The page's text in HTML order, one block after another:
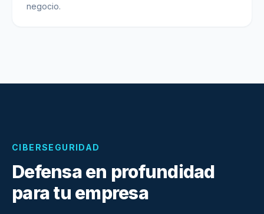
negocio.
CIBERSEGURIDAD
Defensa en profundidad
para tu empresa